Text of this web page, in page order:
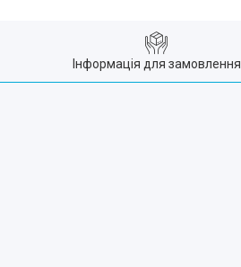
Інформація для замовлення